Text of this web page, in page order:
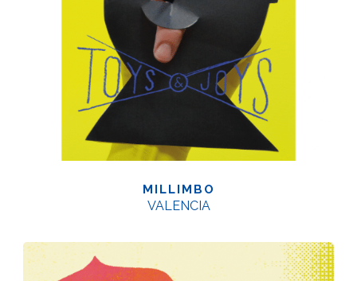
MILLIMBO
VALENCIA